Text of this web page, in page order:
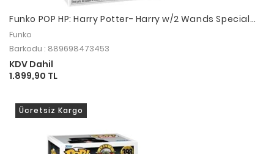
Funko POP HP: Harry Potter- Harry w/2 Wands Special
Edition
Funko
Barkodu : 889698473453
KDV Dahil
1.899,90 TL
Ücretsiz Kargo